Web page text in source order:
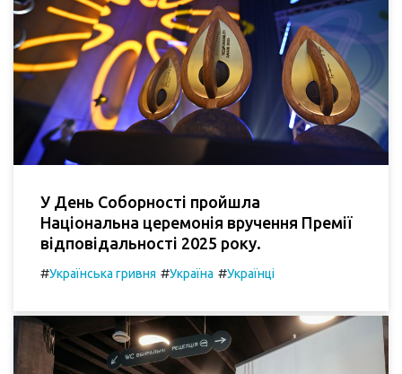
У День Соборності пройшла
Національна церемонія вручення Премії
відповідальності 2025 року.
#Українська гривня #Україна #Українці